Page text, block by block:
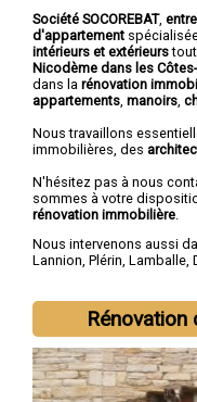
Société SOCOREBAT,
d'appartement
intérieurs et extérieurs
Nicodème dans les
dans la rénovation
appartements manoirs
Nous travaillons
immobilières, des
N'hésitez pas à nous
sommes à votre
rénovation immobilière
Nous intervenons aussi
Lannion, Plérin, Lamballe,
Rénovation